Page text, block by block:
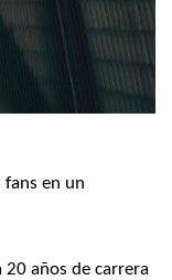
en un
20 años de carrera